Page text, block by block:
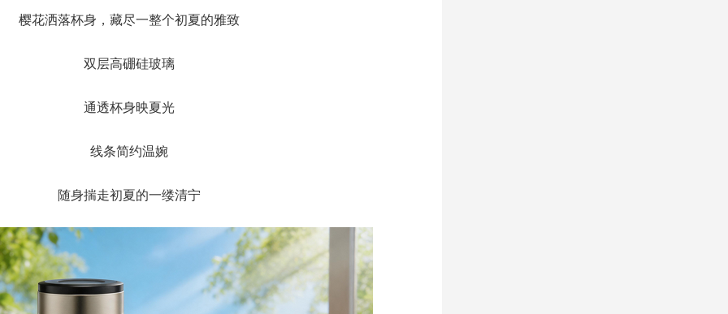
樱花洒落杯身，藏尽一整个初夏的雅致
双层高硼硅玻璃
通透杯身映夏光
线条简约温婉
随身揣走初夏的一缕清宁